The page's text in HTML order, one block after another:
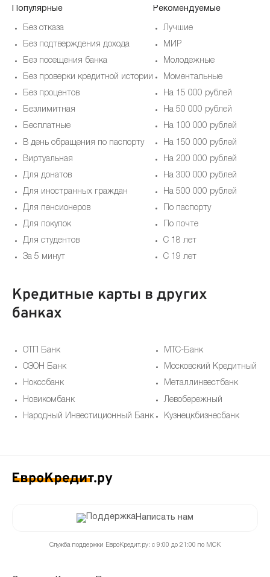
Популярные
Без отказа
Без подтверждения дохода
Без посещения банка
Без проверки кредитной истории
Без процентов
Безлимитная
Бесплатные
В день обращения по паспорту
Виртуальная
Для донатов
Для иностранных граждан
Для пенсионеров
Для покупок
Для студентов
За 5 минут
Рекомендуемые
Лучшие
МИР
Молодежные
Моментальные
На 15 000 рублей
На 50 000 рублей
На 100 000 рублей
На 150 000 рублей
На 200 000 рублей
На 300 000 рублей
На 500 000 рублей
По паспорту
По почте
С 18 лет
С 19 лет
Кредитные карты в других
банках
ОТП Банк
ОЗОН Банк
Нокссбанк
Новикомбанк
Народный Инвестиционный Банк
МТС-Банк
Московский Кредитный
Металлинвестбанк
Левобережный
Кузнецкбизнесбанк
Написать нам
Служба поддержки ЕвроКредит.ру: с 9:00 до 21:00 по МСК